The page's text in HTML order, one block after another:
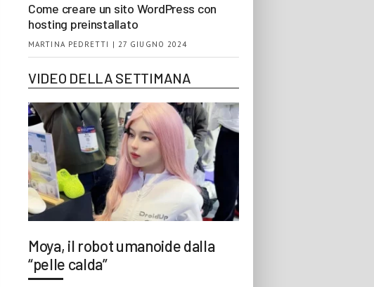
Come creare un sito WordPress con
hosting preinstallato
MARTINA PEDRETTI | 27 GIUGNO 2024
VIDEO DELLA SETTIMANA
Moya, il robot umanoide dalla
“pelle calda”